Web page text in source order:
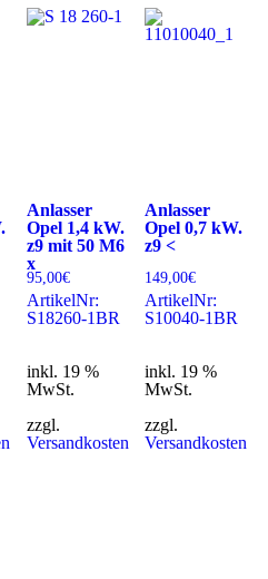
Anlasser
Opel 1,4 kW.
z9 mit 50 M6
x
95,00€
ArtikelNr:
S18260-1BR
inkl. 19 %
MwSt.
zzgl.
Versandkosten
Anlasser
Opel 0,7 kW.
z9 <
149,00€
ArtikelNr:
S10040-1BR
inkl. 19 %
MwSt.
zzgl.
Versandkosten